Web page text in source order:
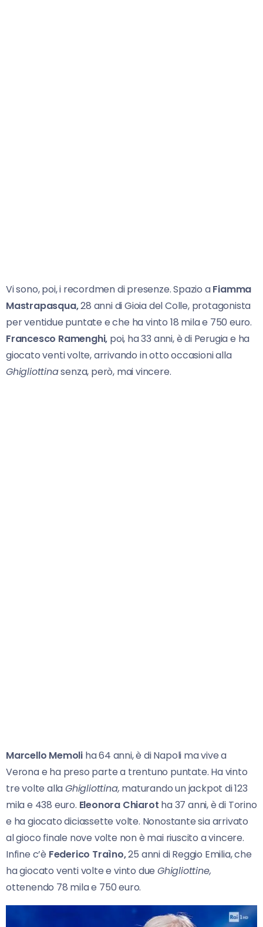
Vi sono, poi, i recordmen di presenze. Spazio aFiamma
Mastrapasqua,28 anni di Gioia del Colle, protagonista
per ventidue puntate e che ha vinto 18 mila e 750 euro.
Francesco Ramenghi, poi, ha 33 anni, è di Perugia e ha
giocato venti volte, arrivando in otto occasioni alla
Ghigliottinasenza, però, mai vincere.
Marcello Memoli ha 64 anni, è di Napoli ma vive a
Verona e ha preso parte a trentuno puntate. Ha vinto
tre volte allaGhigliottina, maturando un jackpot di 123
mila e 438 euro. Eleonora Chiarot ha 37 anni, è di Torino
e ha giocato diciassette volte. Nonostante sia arrivato
al gioco finale nove volte non è mai riuscito a vincere.
Infine c’è Federico Traìno,25 anni di Reggio Emilia, che
ha giocato venti volte e vinto dueGhigliottine,
ottenendo 78 mila e 750 euro.